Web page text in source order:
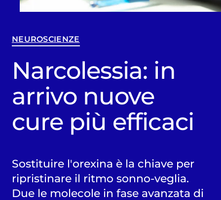
NEUROSCIENZE
Narcolessia: in
arrivo nuove
cure più efficaci
Sostituire l'orexina è la chiave per
ripristinare il ritmo sonno-veglia.
Due le molecole in fase avanzata di